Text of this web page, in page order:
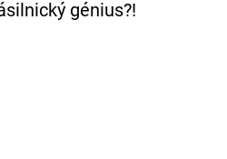
génius?!